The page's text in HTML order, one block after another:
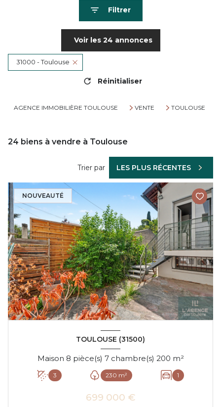
Filtrer
Voir les 24 annonces
31000 - Toulouse
Réinitialiser
AGENCE IMMOBILIÈRE TOULOUSE VENTE TOULOUSE
24 biens à vendre à Toulouse
Trier par LES PLUS RÉCENTES
NOUVEAUTÉ
TOULOUSE (31500)
Maison 8 pièce(s) 7 chambre(s) 200 m²
3 230 m² 1
699 000 €